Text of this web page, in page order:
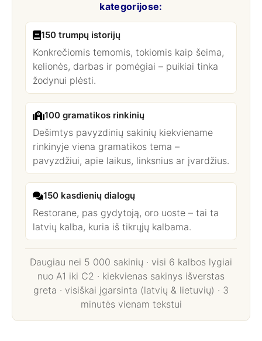
kategorijose:
150 trumpų istorijų
Konkrečiomis temomis, tokiomis kaip šeima,
kelionės, darbas ir pomėgiai – puikiai tinka
žodynui plėsti.
100 gramatikos rinkinių
Dešimtys pavyzdinių sakinių kiekviename
rinkinyje viena gramatikos tema –
pavyzdžiui, apie laikus, linksnius ar įvardžius.
150 kasdienių dialogų
Restorane, pas gydytoją, oro uoste – tai ta
latvių kalba, kuria iš tikrųjų kalbama.
Daugiau nei 5 000 sakinių · visi 6 kalbos lygiai
nuo A1 iki C2 · kiekvienas sakinys išverstas
greta · visiškai įgarsinta (latvių & lietuvių) · 3
minutės vienam tekstui